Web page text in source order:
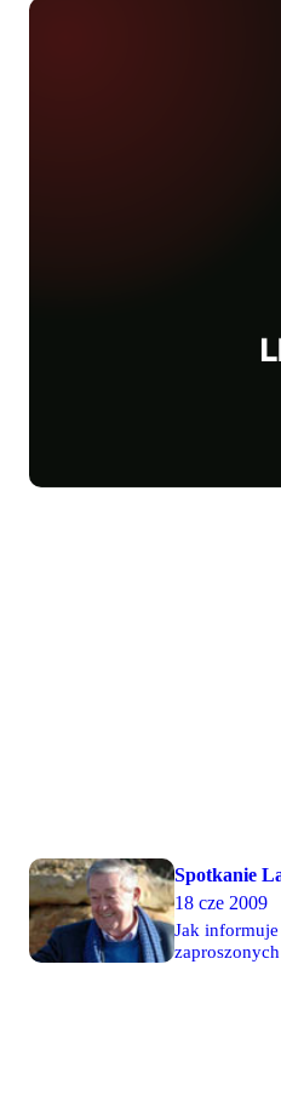
Spotkanie
18 cze 2009
Jak informuje